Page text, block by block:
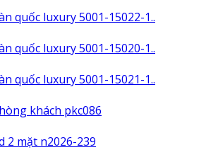
quốc luxury 5001-15022-1..
quốc luxury 5001-15020-1..
quốc luxury 5001-15021-1..
khách pkc086
2 mặt n2026-239